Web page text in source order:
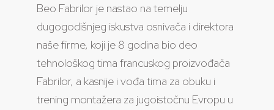
Beo Fabrilor je nastao na temelju
dugogodišnjeg iskustva osnivača i direktora
naše firme, koji je 8 godina bio deo
tehnološkog tima francuskog proizvođača
Fabrilor, a kasnije i vođa tima za obuku i
trening montažera za jugoistočnu Evropu u